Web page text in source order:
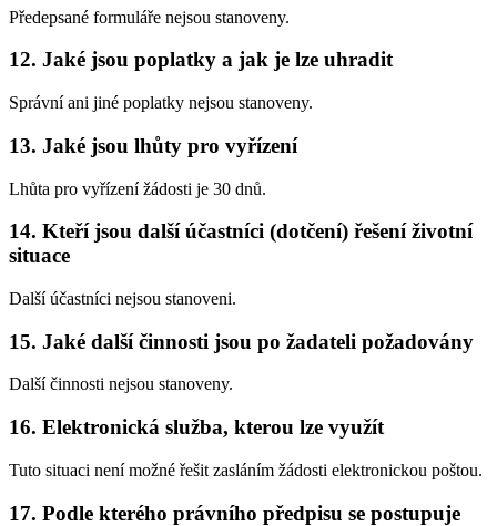
Předepsané formuláře nejsou stanoveny.
12. Jaké jsou poplatky a jak je lze uhradit
Správní ani jiné poplatky nejsou stanoveny.
13. Jaké jsou lhůty pro vyřízení
Lhůta pro vyřízení žádosti je 30 dnů.
14. Kteří jsou další účastníci (dotčení) řešení životní
situace
Další účastníci nejsou stanoveni.
15. Jaké další činnosti jsou po žadateli požadovány
Další činnosti nejsou stanoveny.
16. Elektronická služba, kterou lze využít
Tuto situaci není možné řešit zasláním žádosti elektronickou poštou.
17. Podle kterého právního předpisu se postupuje